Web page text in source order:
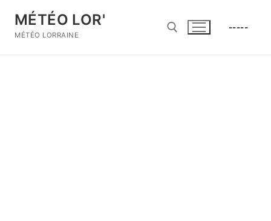
contenu
MÉTÉO LOR'
MÉTÉO LORRAINE
-----